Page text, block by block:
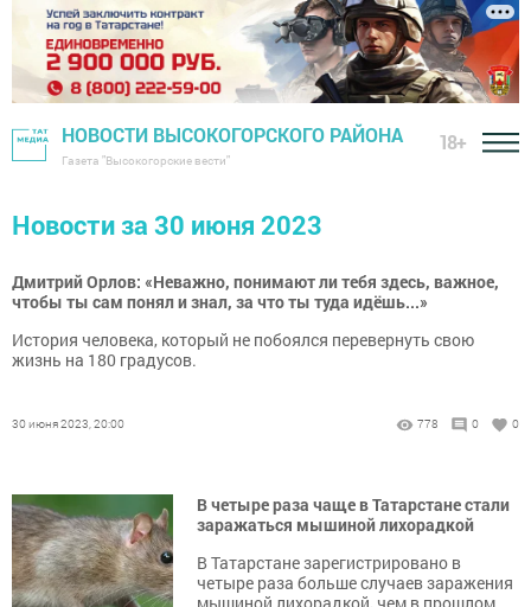
НОВОСТИ ВЫСОКОГОРСКОГО РАЙОНА
Газета "Высокогорские вести"
18+
Новости за 30 июня 2023
Дмитрий Орлов: «Неважно, понимают ли тебя здесь, важное,
чтобы ты сам понял и знал, за что ты туда идёшь...»
История человека, который не побоялся перевернуть свою
жизнь на 180 градусов.
30 июня 2023, 20:00 778 0 0
В четыре раза чаще в Татарстане стали
заражаться мышиной лихорадкой
В Татарстане зарегистрировано в
четыре раза больше случаев заражения